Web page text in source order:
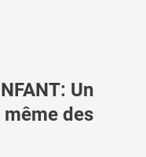
Un
des